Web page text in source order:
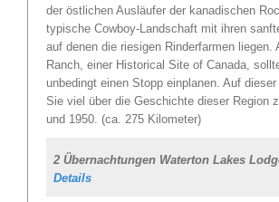
der östlichen Ausläufer der kanadischen
typische Cowboy-Landschaft mit ihren
auf denen die riesigen Rinderfarmen liegen.
Ranch, einer Historical Site of Canada,
unbedingt einen Stopp einplanen. Auf
Sie viel über die Geschichte dieser Region
und 1950. (ca. 275 Kilometer)
2 Übernachtungen Waterton Lakes
Details